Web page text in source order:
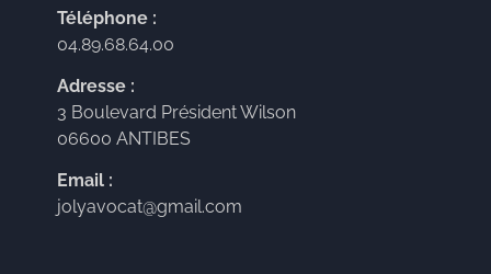
Téléphone :
04.89.68.64.00
Adresse :
3 Boulevard Président Wilson
06600 ANTIBES
Email :
jolyavocat@gmail.com